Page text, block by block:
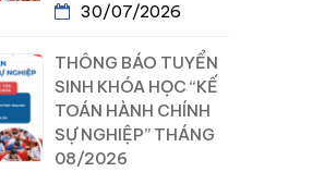
30/07/2026
THÔNG BÁO TUYỂN
SINH KHÓA HỌC “KẾ
TOÁN HÀNH CHÍNH
SỰ NGHIỆP” THÁNG
08/2026